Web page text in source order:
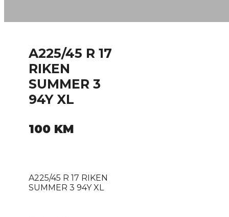
A225/45 R 17
RIKEN
SUMMER 3
94Y XL
100 KM
A225/45 R 17 RIKEN
SUMMER 3 94Y XL